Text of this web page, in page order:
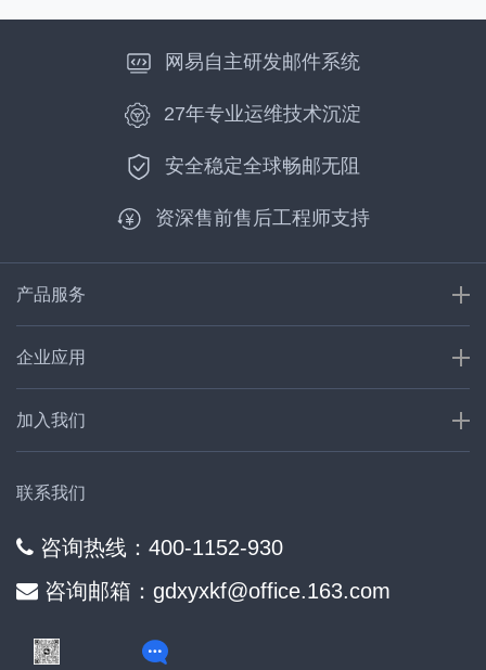
网易自主研发邮件系统
27年专业运维技术沉淀
安全稳定全球畅邮无阻
资深售前售后工程师支持
产品服务
企业应用
加入我们
联系我们
咨询热线：400-1152-930
咨询邮箱：gdxyxkf@office.163.com